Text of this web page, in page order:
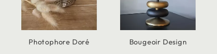
Photophore Doré Bougeoir Design